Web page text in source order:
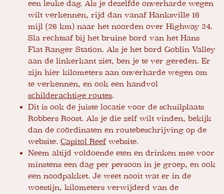
een leuke dag. Als je dezelfde onverharde wegen
wilt verkennen, rijd dan vanaf Hanksville 16
mijl (26 km) naar het noorden over Highway 24.
Sla rechtsaf bij het bruine bord van het Hans
Flat Ranger Station. Als je het bord Goblin Valley
aan de linkerkant ziet, ben je te ver gereden. Er
zijn hier kilometers aan onverharde wegen om
te verkennen, en ook een handvol
schilderachtige routes.
Dit is ook de juiste locatie voor de schuilplaats
Robbers Roost. Als je die zelf wilt vinden, bekijk
dan de coördinaten en routebeschrijving op de
website. Capitol Reefwebsite.
Neem altijd voldoende eten en drinken mee voor
minstens een dag per persoon in je groep, en ook
een noodpakket. Je weet nooit wat er in de
woestijn, kilometers verwijderd van de